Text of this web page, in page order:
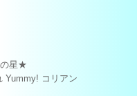
の星★
Yummy! コリアン